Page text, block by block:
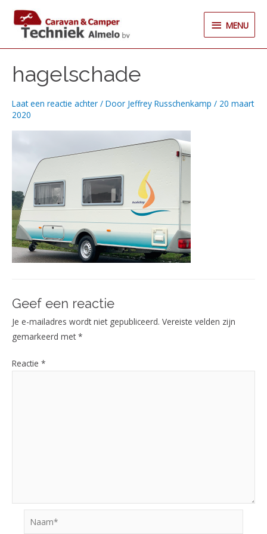
naar
inhoud
MENU
MENU
hagelschade
Laat een reactie achter / Door Jeffrey Russchenkamp / 20 maart
2020
Geef een reactie
Je e-mailadres wordt niet gepubliceerd. Vereiste velden zijn
gemarkeerd met*
Reactie *